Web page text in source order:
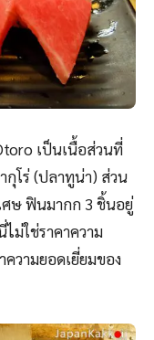
เป็นเนื้อส่วนที่
กุโร่ (ปลาทูน่า) ส่วน
ษ ฟินมากก 3 ชิ้นอยู่
ม่ใช่ราคาความ
วามยอดเยี่ยมของ